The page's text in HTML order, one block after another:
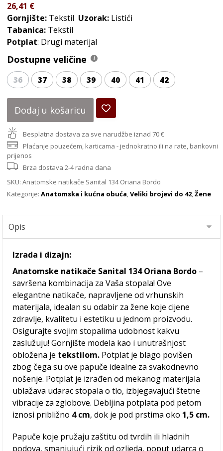
26,41 €
Gornjište: Tekstil Uzorak: Listići
Tabanica: Tekstil
Potplat: Drugi materijal
Dostupne veličine
36 37 38 39 40 41 42
Dodaj u košaricu
Besplatna dostava za sve narudžbe iznad 70 €
Plaćanje pouzećem, karticama - jednokratno ili na rate, bankovni
prijenos
Brza dostava 2-4 radna dana
SKU:Anatomske natikače Sanital 134 Oriana Bordo
Kategorije:Anatomska i kućna obuća,Veliki brojevi do 42,Žene
Izrada i dizajn:
Anatomske natikače Sanital 134 Oriana Bordo –
savršena kombinacija za Vaša stopala! Ove
elegantne natikače, napravljene od vrhunskih
materijala, idealan su odabir za žene koje cijene
zdravlje, kvalitetu i estetiku u jednom proizvodu.
Osigurajte svojim stopalima udobnost kakvu
zaslužuju! Gornjište modela kao i unutrašnjost
obložena je tekstilom. Potplat je blago povišen
zbog čega su ove papuče idealne za svakodnevno
nošenje. Potplat je izrađen od mekanog materijala
ublažava udarac stopala o tlo, izbjegavajući štetne
vibracije za zglobove. Debljina potplata pod petom
iznosi približno 4 cm, dok je pod prstima oko 1,5 cm.
Papuče koje pružaju zaštitu od tvrdih ili hladnih
podova, smanjujući rizik od ozljeda, poput udarca o